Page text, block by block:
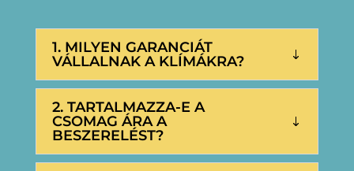
1. MILYEN GARANCIÁT
VÁLLALNAK A KLÍMÁKRA?
2. TARTALMAZZA-E A
CSOMAG ÁRA A
BESZERELÉST?